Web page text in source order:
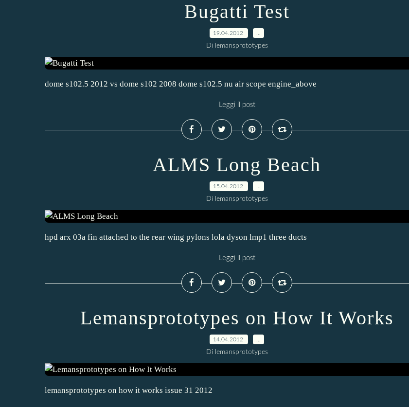
Bugatti Test
19.04.2012
Di lemansprototypes
dome s102.5 2012 vs dome s102 2008 dome s102.5 nu air scope engine_above
Leggi il post
ALMS Long Beach
15.04.2012
Di lemansprototypes
hpd arx 03a fin attached to the rear wing pylons lola dyson lmp1 three ducts
Leggi il post
Lemansprototypes on How It Works
14.04.2012
Di lemansprototypes
lemansprototypes on how it works issue 31 2012